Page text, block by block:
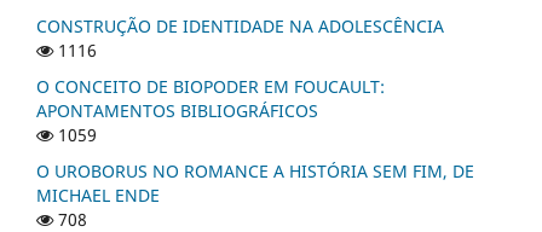
CONSTRUÇÃO DE IDENTIDADE NA ADOLESCÊNCIA
1116
O CONCEITO DE BIOPODER EM FOUCAULT:
APONTAMENTOS BIBLIOGRÁFICOS
1059
O UROBORUS NO ROMANCE A HISTÓRIA SEM FIM, DE
MICHAEL ENDE
708